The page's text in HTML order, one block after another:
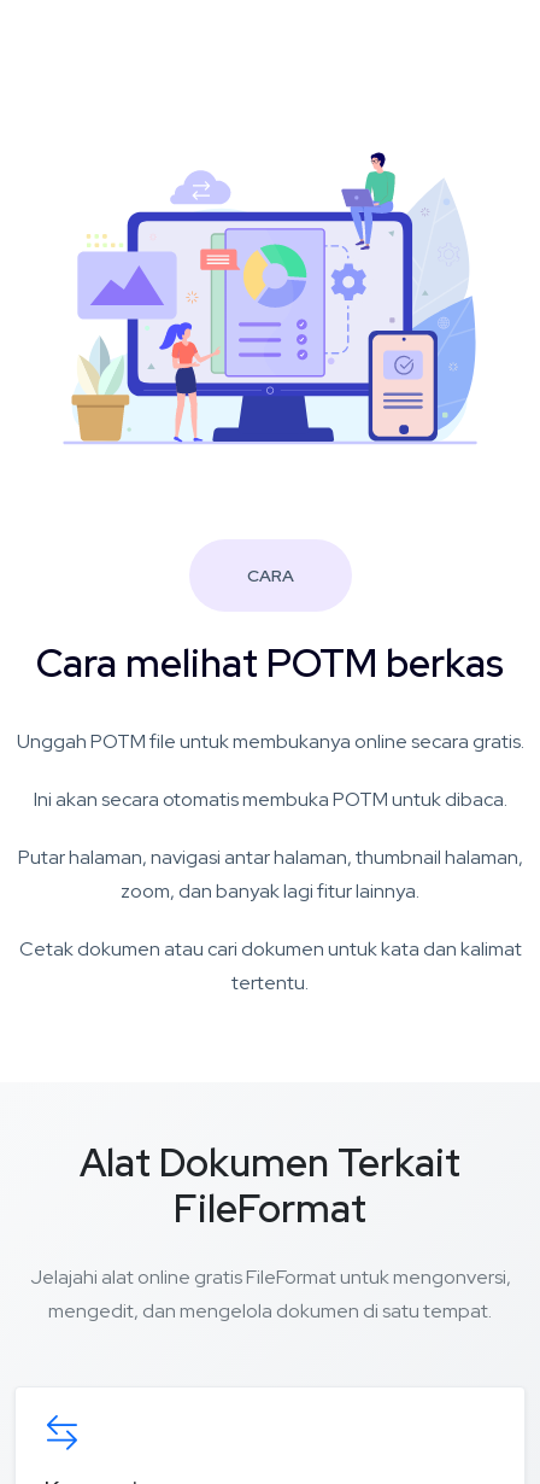
CARA
Cara melihat POTM berkas
Unggah POTM file untuk membukanya online secara gratis.
Ini akan secara otomatis membuka POTM untuk dibaca.
Putar halaman, navigasi antar halaman, thumbnail halaman,
zoom, dan banyak lagi fitur lainnya.
Cetak dokumen atau cari dokumen untuk kata dan kalimat
tertentu.
Alat Dokumen Terkait
FileFormat
Jelajahi alat online gratis FileFormat untuk mengonversi,
mengedit, dan mengelola dokumen di satu tempat.